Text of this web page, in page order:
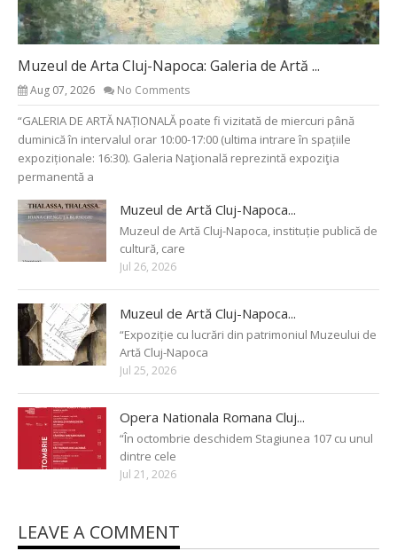
Muzeul de Arta Cluj-Napoca: Galeria de Artă ...
Aug 07, 2026 No Comments
“GALERIA DE ARTĂ NAȚIONALĂ poate fi vizitată de miercuri până
duminică în intervalul orar 10:00-17:00 (ultima intrare în spațiile
expoziționale: 16:30). Galeria Naţională reprezintă expoziţia
permanentă a
Muzeul de Artă Cluj-Napoca...
Muzeul de Artă Cluj-Napoca, instituție publică de
cultură, care
Jul 26, 2026
Muzeul de Artă Cluj-Napoca...
“Expoziție cu lucrări din patrimoniul Muzeului de
Artă Cluj-Napoca
Jul 25, 2026
Opera Nationala Romana Cluj...
“În octombrie deschidem Stagiunea 107 cu unul
dintre cele
Jul 21, 2026
LEAVE A COMMENT